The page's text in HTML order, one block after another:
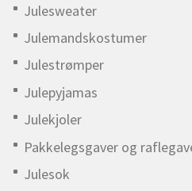
Julesweater
Julemandskostumer
Julestrømper
Julepyjamas
Julekjoler
Pakkelegsgaver og
Julesok